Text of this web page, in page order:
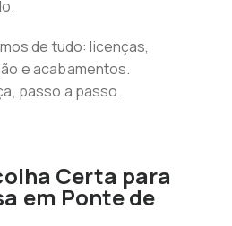
de tudo: licenças,
e acabamentos.
passo a passo.
Certa para
em Ponte de